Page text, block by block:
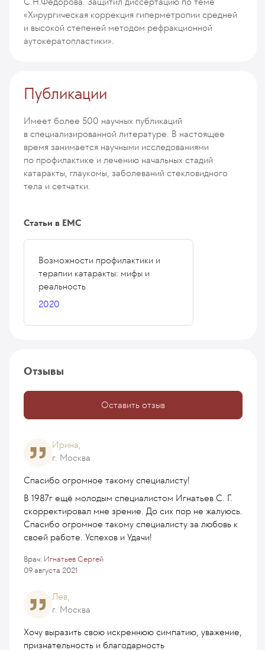
«Хирургическая коррекция гиперметропии средней
и высокой степеней методом рефракционной
аутокератопластики».
Публикации
Имеет более 500 научных публикаций
в специализированной литературе. В настоящее
время занимается научными исследованиями
по профилактике и лечению начальных стадий
катаракты, глаукомы, заболеваний стекловидного
тела и сетчатки.
Статьи в ЕМС
Возможности профилактики и
терапии катаракты: мифы и
реальность
2020
Отзывы
Оставить отзыв
Ирина,
г. Москва
Спасибо огромное такому специалисту!
В 1987г ещё молодым специалистом Игнатьев С. Г.
скорректировал мне зрение. До сих пор не жалуюсь.
Спасибо огромное такому специалисту за любовь к
своей работе. Успехов и Удачи!
Врач: Игнатьев Сергей
09 августа 2021
Лев,
г. Москва
Хочу выразить свою искреннюю симпатию, уважение,
признательность и благодарность